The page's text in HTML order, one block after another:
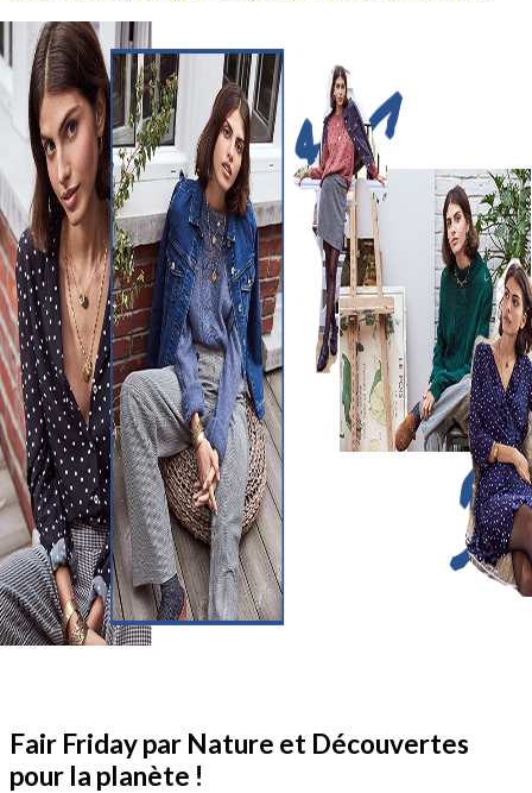
Fair Friday par Nature et Découvertes
pour la planète !